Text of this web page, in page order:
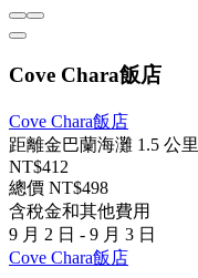
Cove Chara飯店
Cove Chara飯店
距離金巴蘭海灘 1.5 公里
NT$412
總價 NT$498
含稅金和其他費用
9 月 2 日 - 9 月 3 日
Cove Chara飯店